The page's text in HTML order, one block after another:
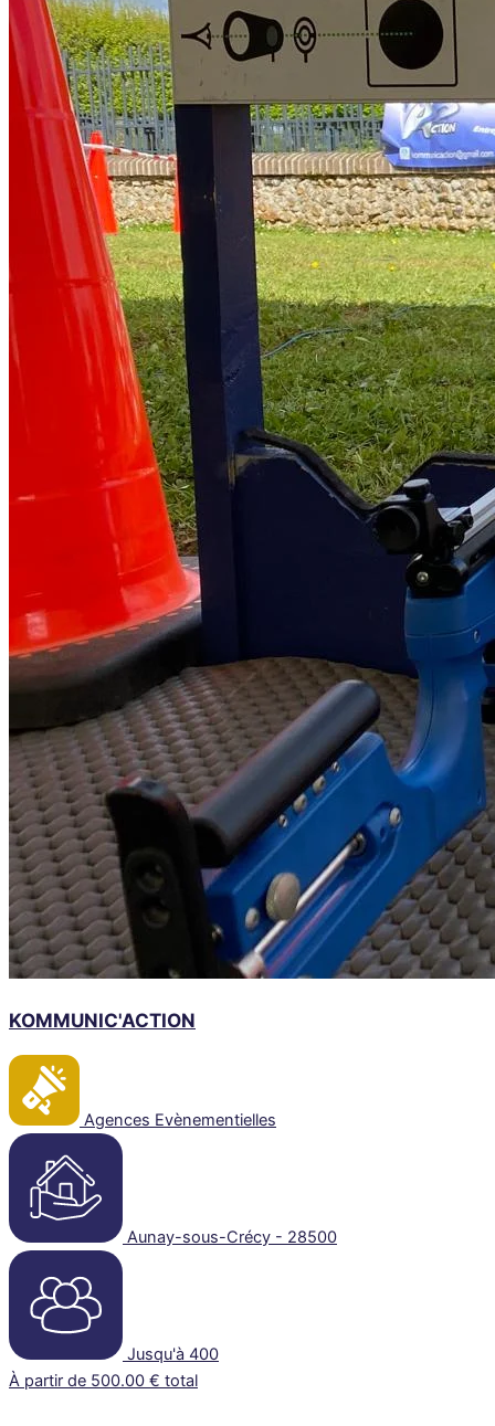
KOMMUNIC'ACTION
Agences Evènementielles
Aunay-sous-Crécy - 28500
Jusqu'à 400
À partir de 500.00 € total